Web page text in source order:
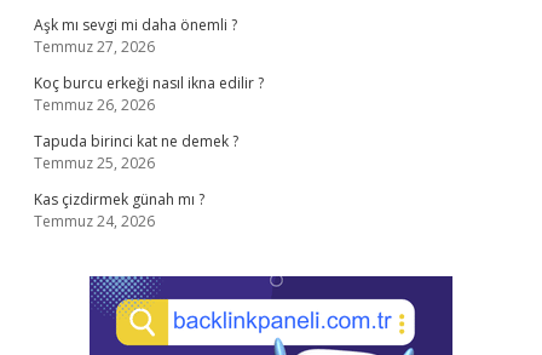
Aşk mı sevgi mi daha önemli ?
Temmuz 27, 2026
Koç burcu erkeği nasıl ikna edilir ?
Temmuz 26, 2026
Tapuda birinci kat ne demek ?
Temmuz 25, 2026
Kas çizdirmek günah mı ?
Temmuz 24, 2026